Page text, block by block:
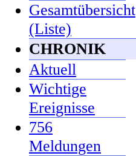
Gesamtübersicht
(Liste)
CHRONIK
Aktuell
Wichtige
Ereignisse
756
Meldungen